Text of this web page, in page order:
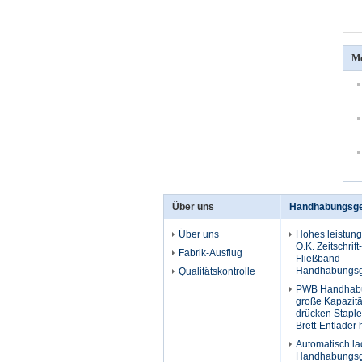
Über uns
Über uns
Fabrik-Ausflug
Qualitätskontrolle
Hohes
O.K.
Fließband
PWB
große
drücken
Brett-Entlader
Automatisch